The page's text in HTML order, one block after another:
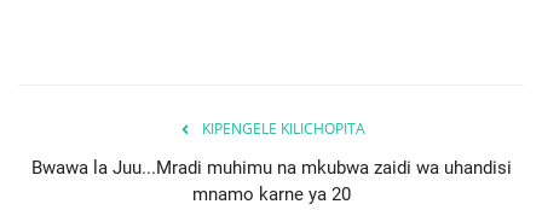
KIPENGELE KILICHOPITA
Bwawa la Juu...Mradi muhimu na mkubwa zaidi wa uhandisi
mnamo karne ya 20